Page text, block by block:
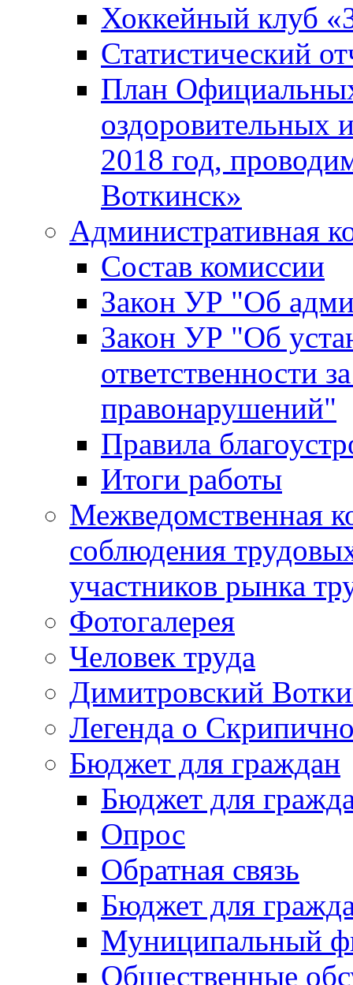
Хоккейный клуб
Статистический
План
оздоровительных
2018 год,
Воткинск»
Административная
Состав комиссии
Закон УР "Об
Закон УР "Об
ответственности
правонарушений"
Правила
Итоги работы
Межведомственная
соблюдения
участников рынка
Фотогалерея
Человек труда
Димитровский
Легенда о
Бюджет для граждан
Бюджет для
Опрос
Обратная связь
Бюджет для
Муниципальный
Общественные